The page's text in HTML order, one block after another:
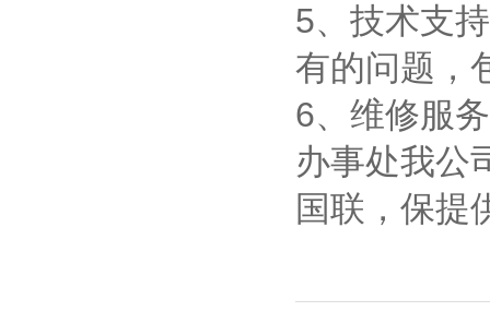
5、技术支
有的问题，
6、维修服
办事处我公
国联，保提